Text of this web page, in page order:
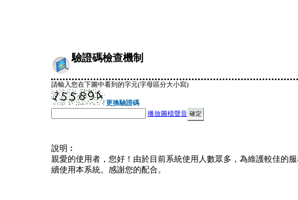
驗證碼檢查機制
請輸入您在下圖中看到的字元(字母區分大小寫)
更換驗證碼
播放圖檔聲音
說明︰
親愛的使用者，您好！由於目前系統使用人數眾多，為維護較佳的
續使用本系統。感謝您的配合。